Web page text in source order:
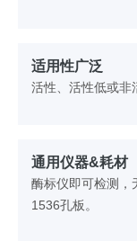
适用性广泛
活性、活性低或非
通用仪器&耗材
酶标仪即可检测，
1536孔板。